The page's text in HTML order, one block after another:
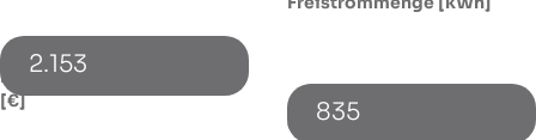
2.153
Monatlicher Flat-Abschlag
[€]
835
Cashback p.a. [€]